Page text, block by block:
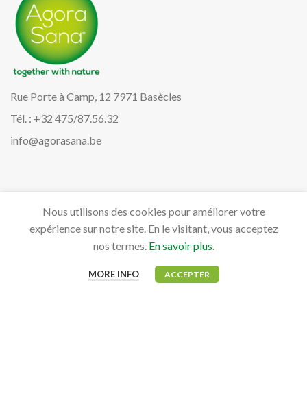
Rue Porte à Camp, 12 7971 Basècles
Tél. : +32 475/87.56.32
info@agorasana.be
Nous utilisons des cookies pour améliorer votre
expérience sur notre site. En le visitant, vous acceptez
nos termes. En savoir plus.
MORE INFO ACCEPTER